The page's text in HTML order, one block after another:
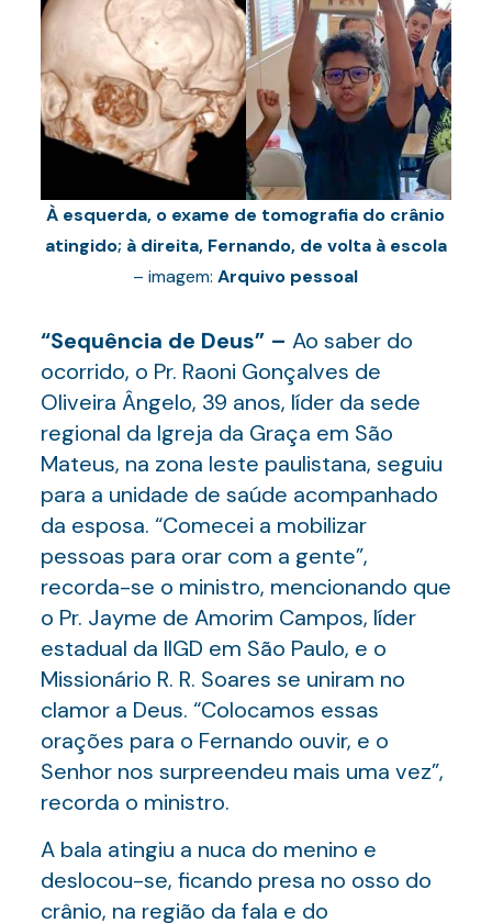
À esquerda, o exame de tomografia do crânio
atingido; à direita, Fernando, de volta à escola
– imagem:Arquivo pessoal
“Sequência de Deus” – Ao saber do
ocorrido, o Pr. Raoni Gonçalves de
Oliveira Ângelo, 39 anos, líder da sede
regional da Igreja da Graça em São
Mateus, na zona leste paulistana, seguiu
para a unidade de saúde acompanhado
da esposa. “Comecei a mobilizar
pessoas para orar com a gente”,
recorda-se o ministro, mencionando que
o Pr. Jayme de Amorim Campos, líder
estadual da IIGD em São Paulo, e o
Missionário R. R. Soares se uniram no
clamor a Deus. “Colocamos essas
orações para o Fernando ouvir, e o
Senhor nos surpreendeu mais uma vez”,
recorda o ministro.
A bala atingiu a nuca do menino e
deslocou-se, ficando presa no osso do
crânio, na região da fala e do